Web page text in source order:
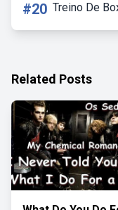
#20 Treino De
Related Posts